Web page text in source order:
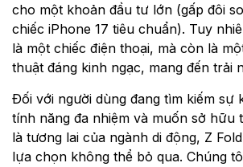
cho một khoản đầu tư lớn (gấp đôi
chiếc iPhone 17 tiêu chuẩn). Tuy
là một chiếc điện thoại, mà còn là
thuật đáng kinh ngạc, mang đến trải
Đối với người dùng đang tìm kiếm sự
tính năng đa nhiệm và muốn sở hữu
là tương lai của ngành di động, Z
lựa chọn không thể bỏ qua. Chúng